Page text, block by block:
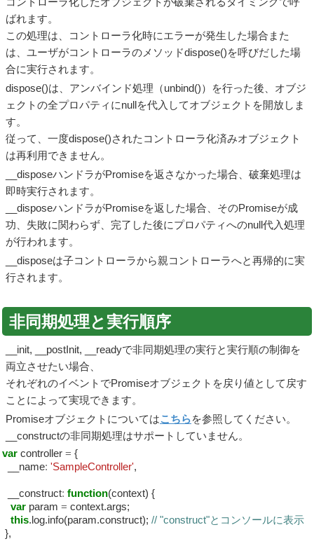
ばれます。
この処理は、コントローラ化時にエラーが発生した場合また
は、ユーザがコントローラのメソッドdispose()を呼びだした場
合に実行されます。
dispose()は、アンバインド処理（unbind()）を行った後、オブジ
ェクトの全プロパティにnullを代入してオブジェクトを開放しま
す。
従って、一度dispose()されたコントローラ化済みオブジェクト
は再利用できません。
__disposeハンドラがPromiseを返さなかった場合、破棄処理は
即時実行されます。
__disposeハンドラがPromiseを返した場合、そのPromiseが成
功、失敗に関わらず、完了した後にプロパティへのnull代入処理
が行われます。
__disposeは子コントローラから親コントローラへと再帰的に実
行されます。
非同期処理と実行順序
__init, __postInit, __readyで非同期処理の実行と実行順の制御を
両立させたい場合、
それぞれのイベントでPromiseオブジェクトを戻り値として戻す
ことによって実現できます。
Promiseオブジェクトについてはこちらを参照してください。
__constructの非同期処理はサポートしていません。
var controller = {
__name: 'SampleController',
__construct: function(context) {
var param = context.args;
this.log.info(param.construct); // "construct"とコンソールに表示
},